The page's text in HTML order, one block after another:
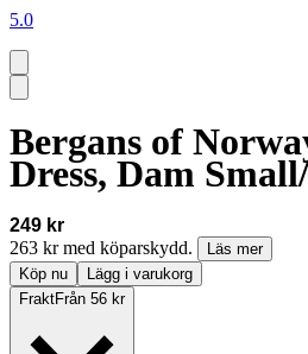
5.0
Bergans of
Dress, Dam
249 kr
263 kr med köparskydd.
Läs mer
Köp nu
Lägg i varukorg
FraktFrån 56 kr